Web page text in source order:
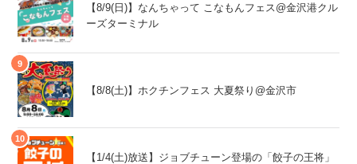
【8/9(日)】なんちゃって こなもんフェス@金沢港クル
ーズターミナル
【8/8(土)】ホクチンフェス 大夏祭り@金沢市
【1/4(土)放送】ジョブチューン登場の「餃子の王将」